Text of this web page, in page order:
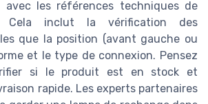
avec les références techniques de
Cela inclut la vérification des
que la position (avant gauche ou
et le type de connexion. Pensez
si le produit est en stock et
rapide. Les experts partenaires